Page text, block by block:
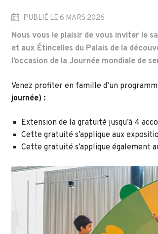
PUBLIÉ LE 6 MARS 2026
Nous vous le plaisir de vous inviter le
et aux Étincelles du Palais de la
l’occasion de la Journée mondiale de
Venez profiter en famille d’un
journée) :
Extension de la gratuité jusqu’à 4
Cette gratuité s’applique aux
Cette gratuité s’applique également